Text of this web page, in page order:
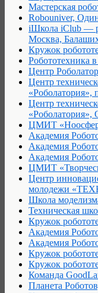
Мастерская
Robouniver,
iШкола iClub —
Москва,
Кружок
Робототехника
Центр
Центр
«Роболатория»,
Центр
«Роболатория»,
ЦМИТ
Академия
Академия
Академия
ЦМИТ
Центр
молодежи
Школа
Техническая
Кружок
Академия
Академия
Кружок
Кружок
Команда
Планета